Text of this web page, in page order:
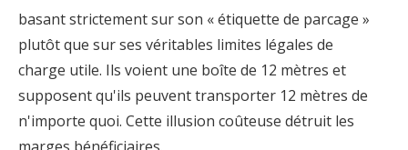
basant strictement sur son « étiquette de parcage »
plutôt que sur ses véritables limites légales de
charge utile. Ils voient une boîte de 12 mètres et
supposent qu'ils peuvent transporter 12 mètres de
n'importe quoi. Cette illusion coûteuse détruit les